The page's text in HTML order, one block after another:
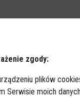
ale
Uczyła matematyki w
w szkole
zgody:
plików
Serwisie moich